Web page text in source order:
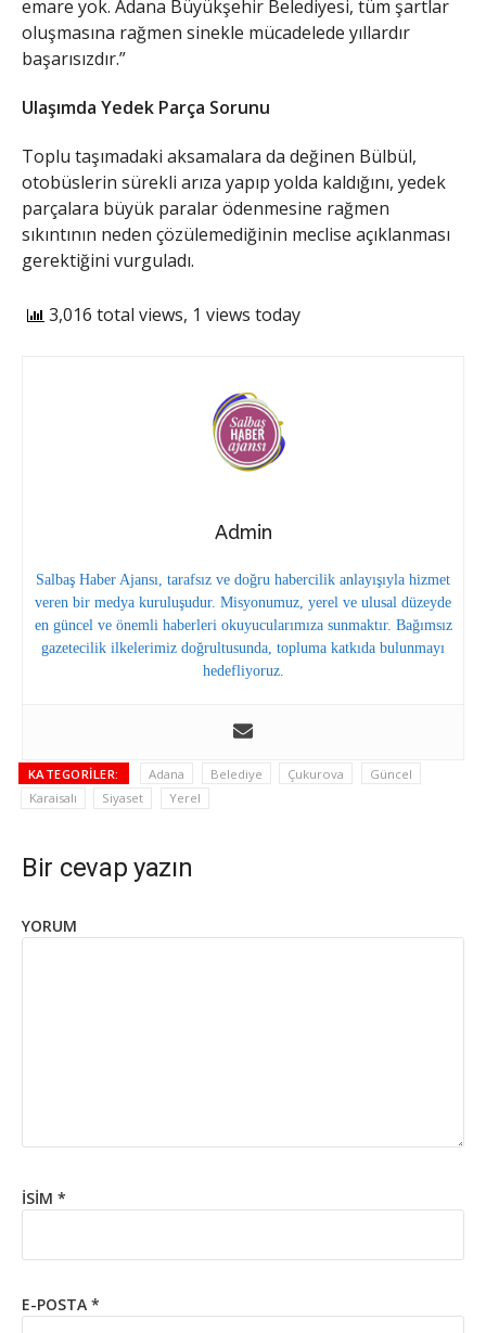
emare yok. Adana Büyükşehir Belediyesi, tüm şartlar
oluşmasına rağmen sinekle mücadelede yıllardır
başarısızdır.”
Ulaşımda Yedek Parça Sorunu
​Toplu taşımadaki aksamalara da değinen Bülbül,
otobüslerin sürekli arıza yapıp yolda kaldığını, yedek
parçalara büyük paralar ödenmesine rağmen
sıkıntının neden çözülemediğinin meclise açıklanması
gerektiğini vurguladı.
3,016 total views, 1 views today
Admin
Salbaş Haber Ajansı, tarafsız ve doğru habercilik anlayışıyla hizmet
veren bir medya kuruluşudur. Misyonumuz, yerel ve ulusal düzeyde
en güncel ve önemli haberleri okuyucularımıza sunmaktır. Bağımsız
gazetecilik ilkelerimiz doğrultusunda, topluma katkıda bulunmayı
hedefliyoruz.
KATEGORILER: Adana Belediye Çukurova
Güncel
Karaisalı
Siyaset Yerel
Bir cevap yazın
YORUM
İSIM *
E-POSTA *